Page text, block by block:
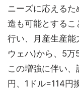
ニーズに応える
造も可能とする
行い、月産生産
ウェハ)から、5万
この増強に伴い
円、1ドル=114円